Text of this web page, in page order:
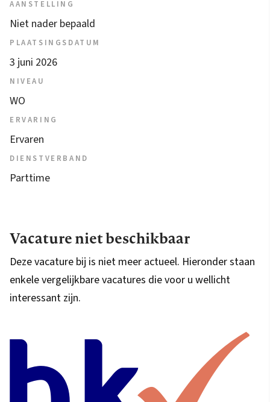
AANSTELLING
Niet nader bepaald
PLAATSINGSDATUM
3 juni 2026
NIVEAU
WO
ERVARING
Ervaren
DIENSTVERBAND
Parttime
Vacature niet beschikbaar
Deze vacature bij is niet meer actueel. Hieronder staan
enkele vergelijkbare vacatures die voor u wellicht
interessant zijn.